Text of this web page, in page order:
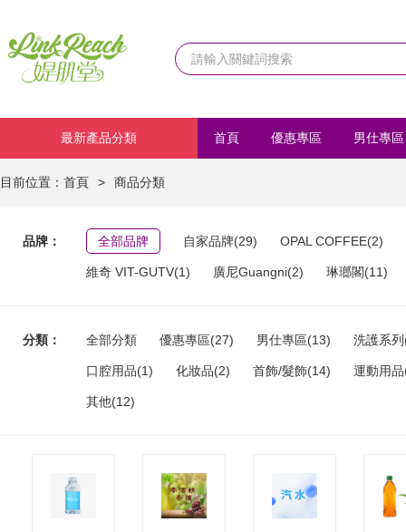
最新產品分類 首頁 優惠專區 男仕專區
目前位置： 首頁 > 商品分類
品牌： 全部品牌 自家品牌(29) OPAL COFFEE(2)
維奇 VIT-GUTV(1) 廣尼Guangni(2) 琳瑯閣(11)
分類： 全部分類 優惠專區(27) 男仕專區(13) 洗護系
口腔用品(1) 化妝品(2) 首飾/髮飾(14) 運動用
其他(12)